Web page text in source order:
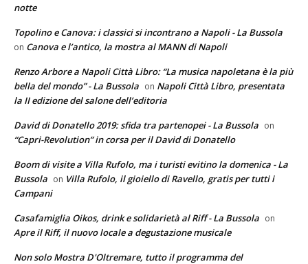
notte
Topolino e Canova: i classici si incontrano a Napoli - La Bussola
on Canova e l’antico, la mostra al MANN di Napoli
Renzo Arbore a Napoli Città Libro: “La musica napoletana è la più
bella del mondo” - La Bussola on Napoli Città Libro, presentata
la II edizione del salone dell’editoria
David di Donatello 2019: sfida tra partenopei - La Bussola on
“Capri-Revolution” in corsa per il David di Donatello
Boom di visite a Villa Rufolo, ma i turisti evitino la domenica - La
Bussola on Villa Rufolo, il gioiello di Ravello, gratis per tutti i
Campani
Casafamiglia Oikos, drink e solidarietà al Riff - La Bussola on
Apre il Riff, il nuovo locale a degustazione musicale
Non solo Mostra D'Oltremare, tutto il programma del